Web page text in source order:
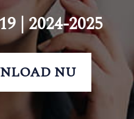
| 2024-2025
NU